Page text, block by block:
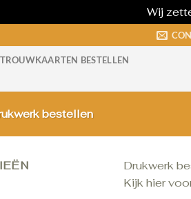
Wij
TROUWKAARTEN BESTELLEN
bestellen
Drukwerk
Kijk hier